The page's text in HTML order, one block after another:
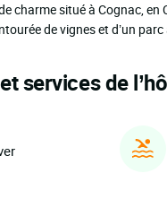
charme situé à Cognac,
de vignes et d’un
services de